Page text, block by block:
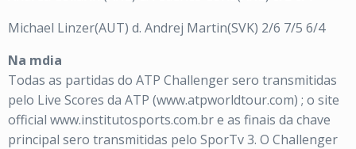
Michael Linzer(AUT) d. Andrej Martin(SVK) 2/6 7/5 6/4
Na mdia
Todas as partidas do ATP Challenger sero transmitidas
pelo Live Scores da ATP (www.atpworldtour.com) ; o site
official www.institutosports.com.br e as finais da chave
principal sero transmitidas pelo SporTv 3. O Challenger